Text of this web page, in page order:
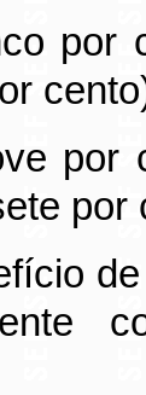
por
por
por